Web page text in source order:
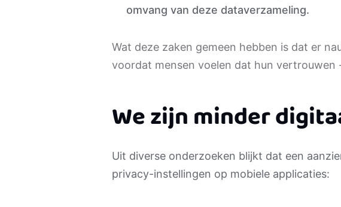
omvang van deze dataverzameling.
Wat deze zaken gemeen hebben is dat er
voordat mensen voelen dat hun
We zijn minder
Uit diverse onderzoeken blijkt dat een
privacy-instellingen op mobiele applicaties: